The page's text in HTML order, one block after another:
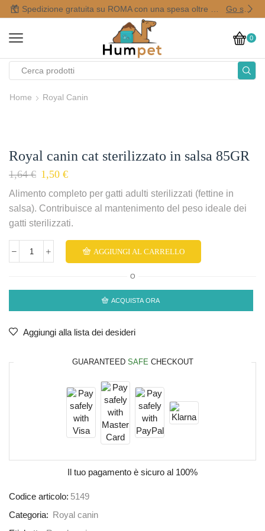
Go shop
0
Home Royal Canin
Royal canin cat sterilizzato in salsa 85GR
1,64€ 1,50 €
Alimento completo per gatti adulti sterilizzati (fettine in
salsa). Contribuisce al mantenimento del peso ideale dei
gatti sterilizzati.
AGGIUNGI AL CARRELLO
O
ACQUISTA ORA
Aggiungi alla lista dei desideri
GUARANTEED SAFE CHECKOUT
Il tuo pagamento è sicuro al 100%
Codice articolo: 5149
Categoria:
Royal canin